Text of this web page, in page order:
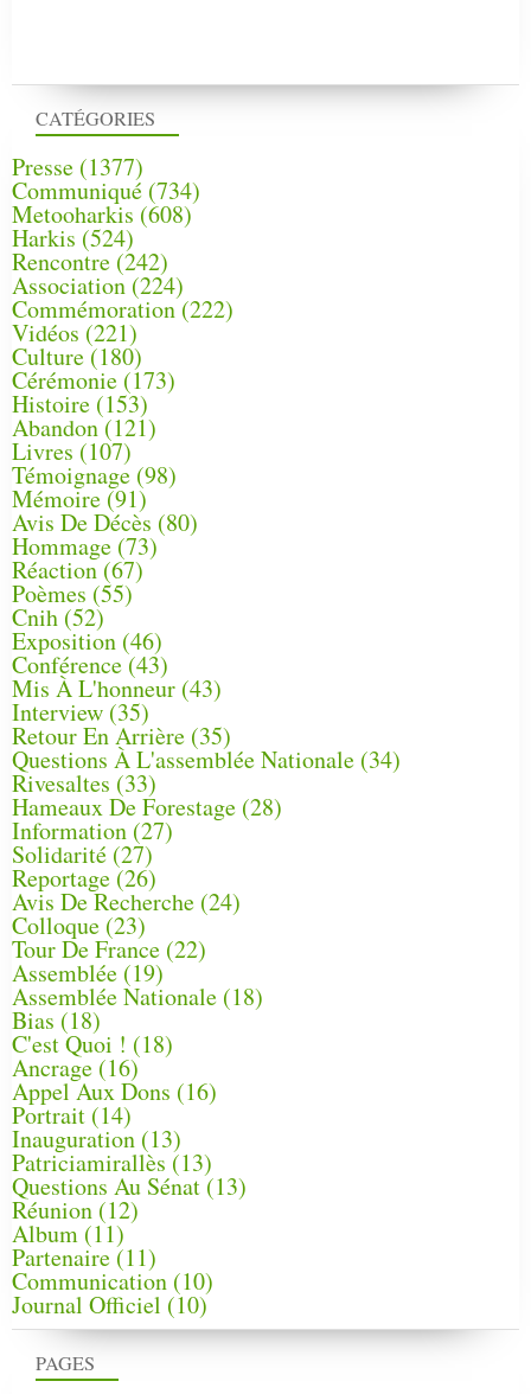
PAGES
CATÉGORIES
Presse (1377)
Communiqué (734)
Metooharkis (608)
Harkis (524)
Rencontre (242)
Association (224)
Commémoration(222)
Vidéos (221)
Culture(180)
Cérémonie (173)
Histoire (153)
Abandon(121)
Livres (107)
Témoignage (98)
Mémoire (91)
Avis De Décès (80)
Hommage (73)
Réaction(67)
Poèmes (55)
Cnih (52)
Exposition (46)
Conférence(43)
Mis À L'honneur (43)
Interview (35)
Retour En Arrière (35)
Questions À L'assemblée Nationale (34)
Rivesaltes (33)
Hameaux De Forestage (28)
Information (27)
Solidarité (27)
Reportage (26)
Avis De Recherche (24)
Colloque (23)
Tour De France (22)
Assemblée (19)
Assemblée Nationale (18)
Bias (18)
C'est Quoi ! (18)
Ancrage (16)
Appel Aux Dons (16)
Portrait (14)
Inauguration (13)
Patriciamirallès (13)
Questions Au Sénat(13)
Réunion (12)
Album (11)
Partenaire(11)
Communication (10)
Journal Officiel (10)